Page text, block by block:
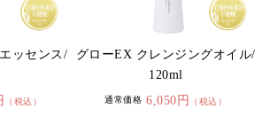
ッセンス/
（税込）
グローEX クレンジングオイル/
120ml
通常価格 6,050円 （税込）